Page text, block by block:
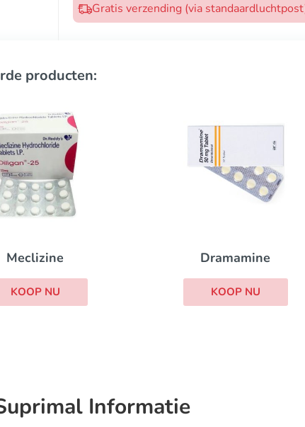
Gratis verzending (via
producten:
Meclizine
KOOP NU
Dramamine
KOOP NU
Informatie